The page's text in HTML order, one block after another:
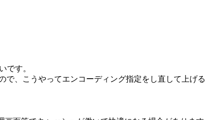
です。
、こうやってエンコーディング指定をし直して上げ